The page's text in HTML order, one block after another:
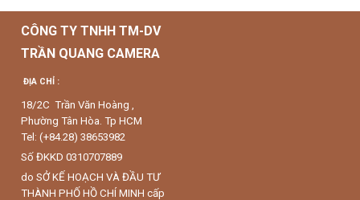
CÔNG TY TNHH TM-DV
TRẦN QUANG CAMERA
ĐỊA CHỈ :
18/2C Trần Văn Hoàng ,
Phường Tân Hòa. Tp HCM
Tel: (+84.28) 38653982
Số ĐKKD 0310707889
do SỞ KẾ HOẠCH VÀ ĐẦU TƯ
THÀNH PHỐ HỒ CHÍ MINH cấp